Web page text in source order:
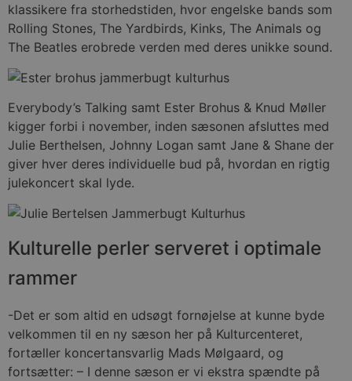
klassikere fra storhedstiden, hvor engelske bands som
Rolling Stones, The Yardbirds, Kinks, The Animals og
The Beatles erobrede verden med deres unikke sound.
Everybody’s Talking samt Ester Brohus & Knud Møller
kigger forbi i november, inden sæsonen afsluttes med
Julie Berthelsen, Johnny Logan samt Jane & Shane der
giver hver deres individuelle bud på, hvordan en rigtig
julekoncert skal lyde.
Kulturelle perler serveret i optimale
rammer
-Det er som altid en udsøgt fornøjelse at kunne byde
velkommen til en ny sæson her på Kulturcenteret,
fortæller koncertansvarlig Mads Mølgaard, og
fortsætter: – I denne sæson er vi ekstra spændte på